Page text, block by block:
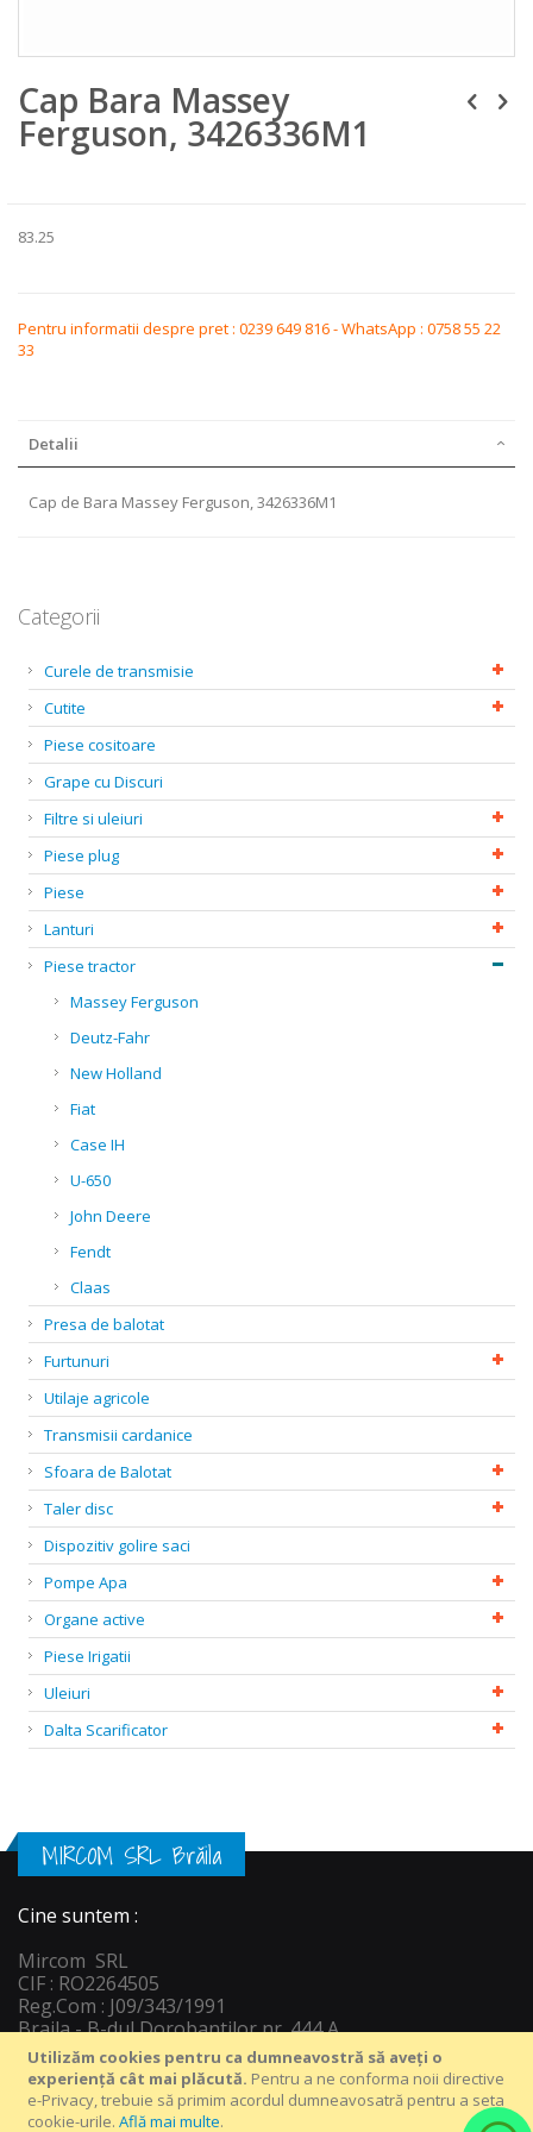
Utilizăm cookies pentru ca dumneavostră să aveți o
experiență cât mai plăcută. Pentru a ne conforma noii directive
e-Privacy, trebuie să primim acordul dumneavosatră pentru a seta
cookie-urile. Află mai multe.
to
the
beginning
Cap Bara Massey
Ferguson, 3426336M1
83.25
Pentru informatii despre pret : 0239 649 816 - WhatsApp : 0758 55 22
33
Detalii
Cap de Bara Massey Ferguson, 3426336M1
Categorii
Curele de transmisie
Cutite
Piese cositoare
Grape cu Discuri
Filtre si uleiuri
Piese plug
Piese
Lanturi
Piese tractor
Massey Ferguson
Deutz-Fahr
New Holland
Fiat
Case IH
U-650
John Deere
Fendt
Claas
Presa de balotat
Furtunuri
Utilaje agricole
Transmisii cardanice
Sfoara de Balotat
Taler disc
Dispozitiv golire saci
Pompe Apa
Organe active
Piese Irigatii
Uleiuri
Dalta Scarificator
MIRCOM SRL Brăila
Cine suntem :
Mircom SRL
CIF : RO2264505
Reg.Com : J09/343/1991
Braila - B-dul Dorobantilor nr. 444 A
Informatii contact :
Tel : +40 239 649 816
Email: vanzari@depozitagro.ro
WatsApp : +40 758 55 22 33